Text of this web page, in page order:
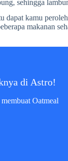
sehingga
dapat kamu
makanan
di Astro!
Oatmeal